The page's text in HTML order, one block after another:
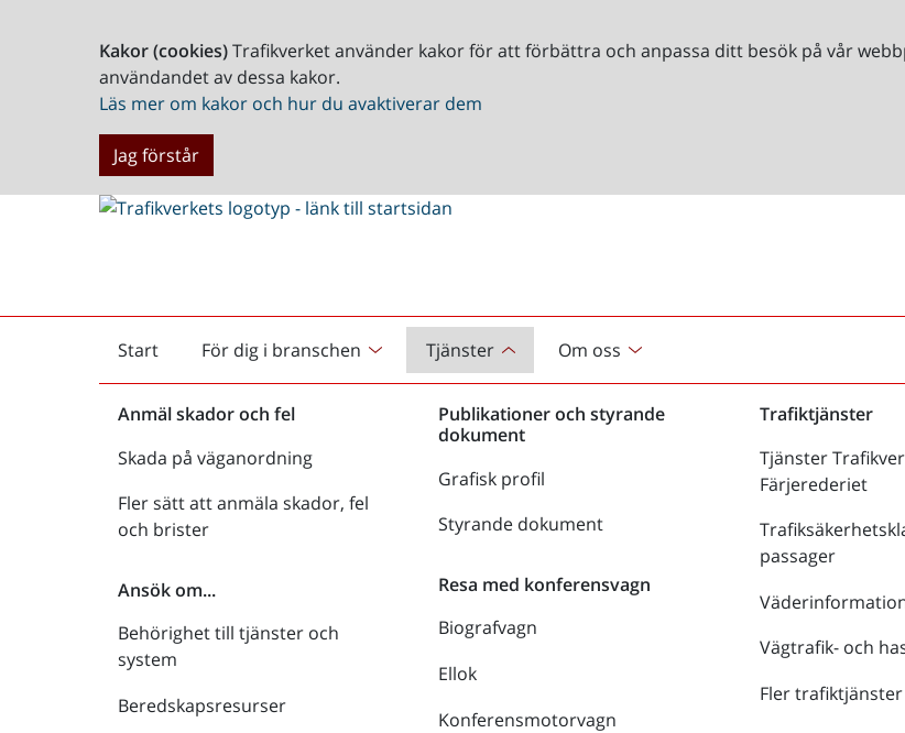
Kakor (cookies)Trafikverket använder kakor för att förbättra och anpassa ditt besök på vår
användandet av dessa kakor.
Läs mer om kakor och hur du avaktiverar dem
Jag förstår
Start
Startsida För dig i branschen Tjänster Om oss
Anmäl skador och fel
Skada på väganordning
Fler sätt att anmäla skador, fel
och brister
Ansök om...
Behörighet till tjänster och
system
Beredskapsresurser
Publikationer och styrande
dokument
Grafisk profil
Styrande dokument
Resa med konferensvagn
Biografvagn
Ellok
Konferensmotorvagn
Trafiktjänster
Tjänster
Färjerederiet
passager
Vägtrafik- och
Fler trafiktjänster